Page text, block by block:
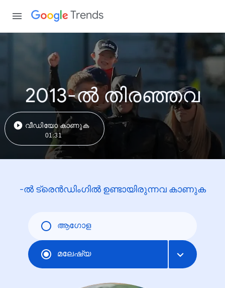
Trends
2013-ൽ തിരഞ്ഞവ
വീഡിയോ കാണുക
01:31
-ൽ ട്രെൻഡിംഗിൽ ഉണ്ടായിരുന്നവ കാണുക
ആഗോള
മലേഷ്യ